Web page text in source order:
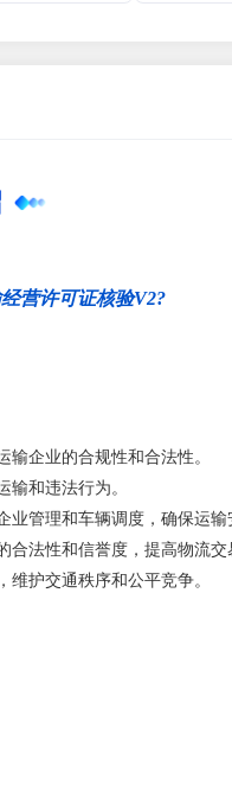
营许可证核验V2?
企业的合规性和合法性。
和违法行为。
管理和车辆调度，确保运输
法性和信誉度，提高物流交
护交通秩序和公平竞争。